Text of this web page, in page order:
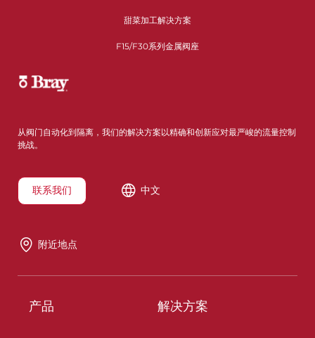
甜菜加工解决方案
F15/F30系列金属阀座
从阀门自动化到隔离，我们的解决方案以精确和创新应对最严峻的流量控制
挑战。
联系我们 中文
附近地点
产品 解决方案